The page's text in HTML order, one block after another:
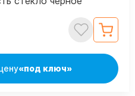
«под ключ»